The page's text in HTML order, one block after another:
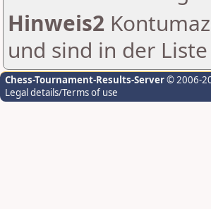
Hinweis2
und sind in der
Chess-Tournament-Results-Server© 2006-
Legal details/Terms of use